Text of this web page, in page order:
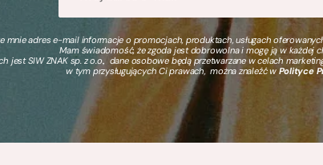
mnie adres e-mail informacje o promocjach, produktach, usługach
Mam świadomość, że zgoda jest dobrowolna i mogę ją w każdej
jest SIW ZNAK sp. z o.o., dane osobowe będą przetwarzane w celach
w tym przysługujących Ci prawach, można znaleźć wPolityce